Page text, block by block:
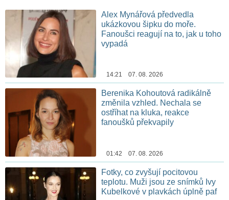
Alex Mynářová předvedla
ukázkovou šipku do moře.
Fanoušci reagují na to, jak u toho
vypadá
14:21 07. 08. 2026
Berenika Kohoutová radikálně
změnila vzhled. Nechala se
ostříhat na kluka, reakce
fanoušků překvapily
01:42 07. 08. 2026
Fotky, co zvyšují pocitovou
teplotu. Muži jsou ze snímků Ivy
Kubelkové v plavkách úplně paf